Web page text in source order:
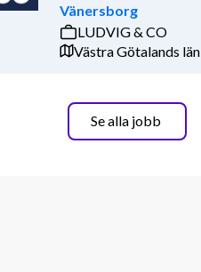
Vänersborg
LUDVIG & CO
Västra Götalands län
Se alla jobb